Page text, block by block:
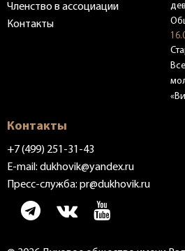
Членство в ассоциации
Контакты
Контакты
+7 (499) 251-31-43
E-mail: dukhovik@yandex.ru
Пресс-служба: pr@dukhovik.ru